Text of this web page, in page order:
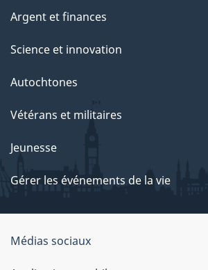
Argent et finances
Science et innovation
Autochtones
Vétérans et militaires
Jeunesse
Gérer les événements de la vie
Organisation
du
Médias sociaux